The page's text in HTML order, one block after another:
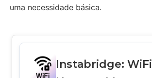
uma necessidade básica.
Instabridge: WiFi